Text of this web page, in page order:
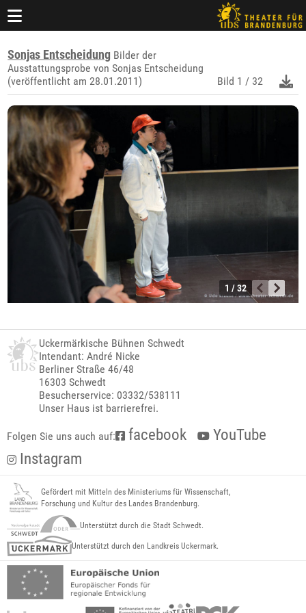
Sonjas Entscheidung Bilder der
Ausstattungsprobe von Sonjas Entscheidung
(veröffentlicht am 28.01.2011)
Bild 1 / 32
1 / 32
Uckermärkische Bühnen Schwedt
Intendant: André Nicke
Berliner Straße 46/48
16303 Schwedt
Besucherservice: 03332/538111
Unser Haus ist barrierefrei.
Folgen Sie uns auch auf: facebook
YouTube
Instagram
Gefördert mit Mitteln des Ministeriums für Wissenschaft,
Forschung und Kultur des Landes Brandenburg.
Unterstützt durch die Stadt Schwedt.
Unterstützt durch den Landkreis Uckermark.